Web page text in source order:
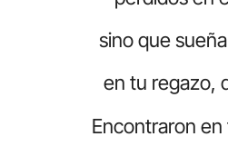
sino que
en tu regazo,
Encontraron